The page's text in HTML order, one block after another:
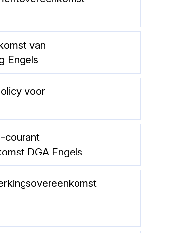
van
Engels
voor
courant
DGA Engels